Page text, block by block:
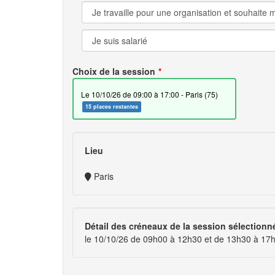
Choix de la session
le 10/10/26 de 09:00 à 17:00 - Paris (75)
15 places restantes
Lieu
Paris
Détail des créneaux de la session
le 10/10/26 de 09h00 à 12h30 et de 13h30 à